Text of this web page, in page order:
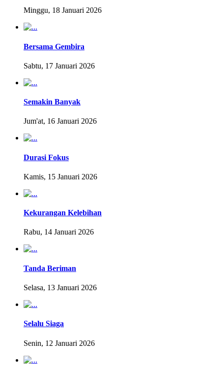
Minggu, 18 Januari 2026
Bersama Gembira
Sabtu, 17 Januari 2026
Semakin Banyak
Jum'at, 16 Januari 2026
Durasi Fokus
Kamis, 15 Januari 2026
Kekurangan Kelebihan
Rabu, 14 Januari 2026
Tanda Beriman
Selasa, 13 Januari 2026
Selalu Siaga
Senin, 12 Januari 2026